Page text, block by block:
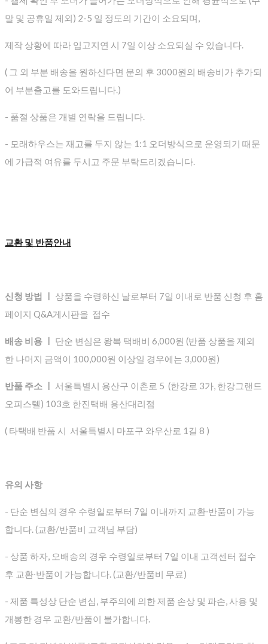
말 및 공휴일 제외) 2-5 일 정도의 기간이 소요되며,
제작 상황에 따라 입고지연 시 7일 이상 소요되실 수 있습니다.
( 그 외 부분 배송을 원하신다면 문의 후 3000원의 배송비가 추가되
어 부분출고를 도와드립니다.)
- 품절 상품은 개별 연락을 드립니다.
- 모래하우스는 재고를 두지 않는 1:1 오더방식으로 운영되기 때문
에 가급적 여유를 두시고 주문 부탁드리겠습니다.
교환 및 반품안내
신청 방법 ㅣ 상품을 수령하신 날로부터 7일 이내로 반품 신청 후 홈
페이지 Q&A게시판을 접수
배송 비용 ㅣ
단순 변심은 왕복 택배비 6,000원 (반품 상품을 제외
한 나머지 금액이 100,000원 이상일 경우에는 3,000원)
반품 주소 ㅣ 서울특별시 용산구 이촌로 5 (한강로 3가, 한강그랜드
오피스텔) 103호 한진택배 용산대리점
( 타택배 반품 시 서울특별시 마포구 와우산로 1길 8 )
유의 사항
- 단순 변심의 경우 수령일로부터 7일 이내까지 교환∙반품이 가능
합니다. (교환/반품비 고객님 부담)
- 상품 하자, 오배송의 경우 수령일로부터 7일 이내 고객센터 접수
후 교환∙반품이 가능합니다. (교환/반품비 무료)
- 제품 특성상 단순 변심, 부주의에 의한 제품 손상 및 파손, 사용 및
개봉한 경우 교환/반품이 불가합니다.